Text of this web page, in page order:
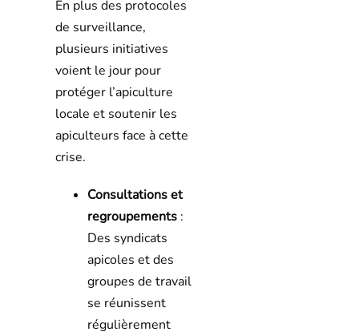
En plus des protocoles
de surveillance,
plusieurs initiatives
voient le jour pour
protéger l’apiculture
locale et soutenir les
apiculteurs face à cette
crise.
Consultations et
regroupements:
Des syndicats
apicoles et des
groupes de travail
se réunissent
régulièrement